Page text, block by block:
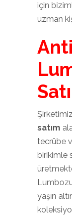
için
uzman
satım
tecrübe
birikimle
yaşın